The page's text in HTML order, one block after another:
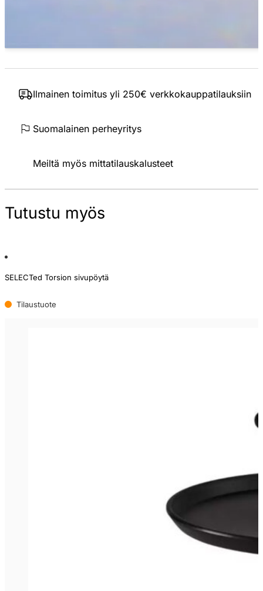
Ilmainen toimitus yli 250€ verkkokauppatilauksiin
Suomalainen perheyritys
Meiltä myös mittatilauskalusteet
Tutustu myös
SELECTed Torsion sivupöytä
Tilaustuote